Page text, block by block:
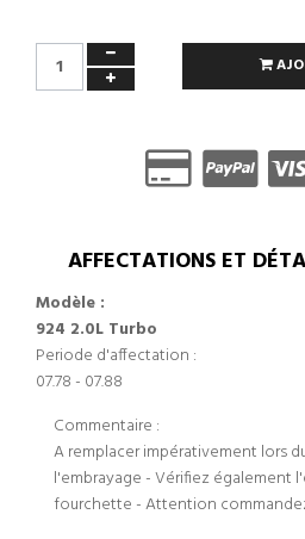
AFFECTATIONS ET
Modèle :
924 2.0L Turbo
Periode d'affectation :
07.78 - 07.88
Commentaire :
A remplacer impérativement lors
l'embrayage - Vérifiez également
fourchette - Attention